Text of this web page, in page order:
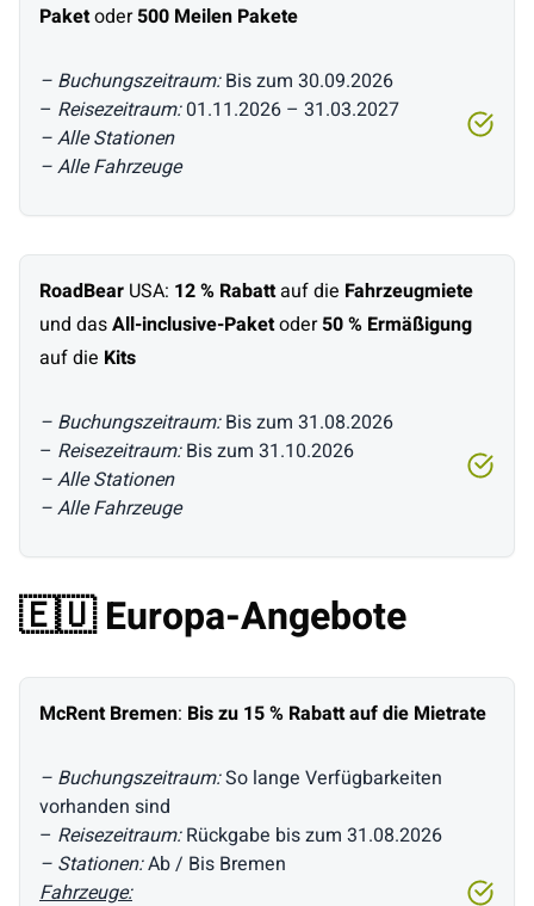
Paketoder500 Meilen Pakete
– Buchungszeitraum:Bis zum 30.09.2026
– Reisezeitraum:01.11.2026 – 31.03.2027
– Alle Stationen
– Alle Fahrzeuge
RoadBear USA: 12 % Rabattauf die Fahrzeugmiete
und dasAll-inclusive-Paketoder50 % Ermäßigung
auf die Kits
– Buchungszeitraum:Bis zum 31.08.2026
– Reisezeitraum:Bis zum 31.10.2026
– Alle Stationen
– Alle Fahrzeuge
🇪🇺 Europa-Angebote
McRent Bremen: Bis zu 15 % Rabatt auf die Mietrate
– Buchungszeitraum:So lange Verfügbarkeiten
vorhanden sind
– Reisezeitraum:Rückgabe bis zum 31.08.2026
– Stationen:Ab / Bis Bremen
Fahrzeuge: